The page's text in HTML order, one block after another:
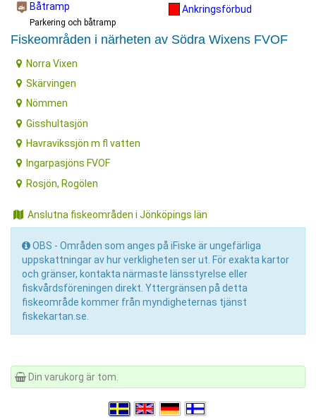
Båtramp
Parkering och båtramp
Ankringsförbud
Fiskeområden i närheten av Södra Wixens FVOF
Norra Vixen
Skärvingen
Nömmen
Gisshultasjön
Havravikssjön m fl vatten
Ingarpasjöns FVOF
Rosjön, Rogölen
Anslutna fiskeområden i Jönköpings län
OBS - Områden som anges på iFiske är ungefärliga
uppskattningar av hur verkligheten ser ut. För exakta kartor
och gränser, kontakta närmaste länsstyrelse eller
fiskvårdsföreningen direkt. Yttergränsen på detta
fiskeområde kommer från myndigheternas tjänst
fiskekartan.se.
Din varukorg är tom.